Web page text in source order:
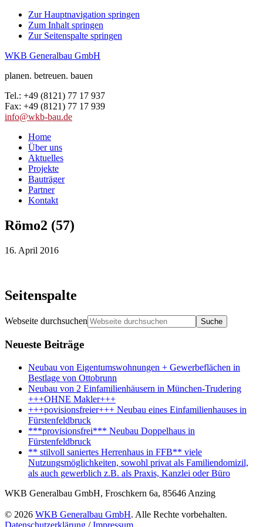
Zur Hauptnavigation springen
Zum Inhalt springen
Zur Seitenspalte springen
WKB Generalbau GmbH
planen. betreuen. bauen
Tel.: +49 (8121) 77 17 937
Fax: +49 (8121) 77 17 939
info@wkb-bau.de
Home
Über uns
Aktuelles
Projekte
Bauträger
Partner
Kontakt
Römo2 (57)
16. April 2016
Seitenspalte
Webseite durchsuchen
Neueste Beiträge
Neubau von Eigentumswohnungen + Gewerbeflächen in
Bestlage von Ottobrunn
Neubau von 2 Einfamilienhäusern in München-Trudering
+++OHNE Makler+++
+++povisionsfreier+++ Neubau eines Einfamilienhauses in
Fürstenfeldbruck
***provisionsfrei*** Neubau Doppelhaus in
Fürstenfeldbruck
** stilvoll saniertes Herrenhaus in FFB** viele
Nutzungsmöglichkeiten, sowohl privat als Familiendomizil,
als auch gewerblich z.B. als Praxis, Kanzlei oder Büro
WKB Generalbau GmbH, Froschkern 6a, 85646 Anzing
© 2026 WKB Generalbau GmbH. Alle Rechte vorbehalten.
Datenschutzerklärung /Impressum